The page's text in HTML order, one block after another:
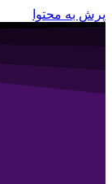
پرش به محتوا